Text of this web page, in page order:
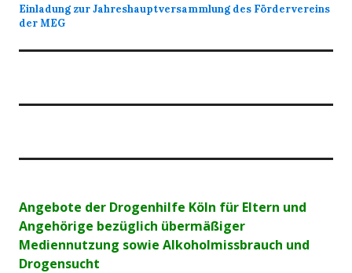
Einladung zur Jahreshauptversammlung des Fördervereins
der MEG
Angebote der Drogenhilfe Köln für Eltern und
Angehörige bezüglich übermäßiger
Mediennutzung sowie Alkoholmissbrauch und
Drogensucht